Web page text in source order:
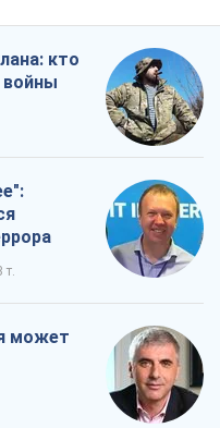
кто
войны
т.
может